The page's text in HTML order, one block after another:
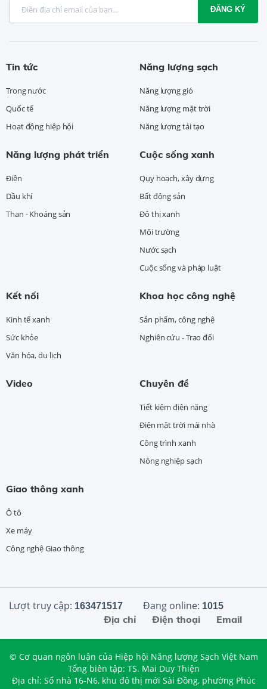
ĐĂNG KÝ
Tin tức
Trong nước
Quốc tế
Hoạt động hiệp hội
Năng lượng sạch
Năng lượng gió
Năng lượng mặt trời
Năng lượng tái tạo
Năng lượng phát triển
Điện
Dầu khí
Than - Khoáng sản
Cuộc sống xanh
Quy hoạch, xây dựng
Bất động sản
Đô thị xanh
Môi trường
Nước sạch
Cuộc sống và pháp luật
Kết nối
Kinh tế xanh
Sức khỏe
Văn hóa, du lịch
Khoa học công nghệ
Sản phẩm, công nghệ
Nghiên cứu - Trao đổi
Video Chuyên đề
Tiết kiệm điện năng
Điện mặt trời mái nhà
Công trình xanh
Nông nghiệp sạch
Giao thông xanh
Ô tô
Xe máy
Công nghệ Giao thông
Lượt truy cập: 163471517 Đang online: 1015
Email
Điện thoại
Địa chỉ
© Cơ quan ngôn luận của Hiệp hội Năng lượng Sạch Việt Nam
Tổng biên tập: TS. Mai Duy Thiện
Địa chỉ: Số nhà 16-N6, khu đô thị mới Sài Đồng, phường Phúc